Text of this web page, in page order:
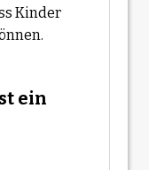
Kinder
ein